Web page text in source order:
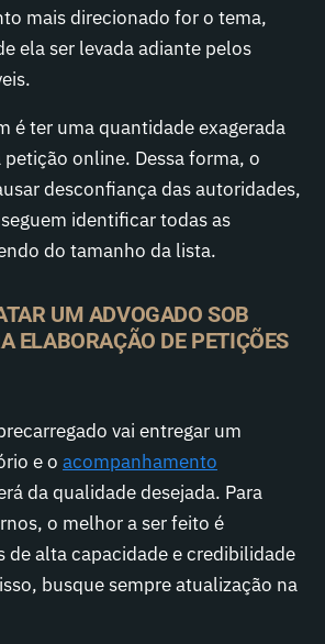
mais direcionado for o tema,
ela ser levada adiante pelos
é ter uma quantidade exagerada
online. Dessa forma, o
desconfiança das autoridades,
identificar todas as
do tamanho da lista.
UM ADVOGADO SOB
ELABORAÇÃO DE PETIÇÕES
vai entregar um
e o acompanhamento
da qualidade desejada. Para
o melhor a ser feito é
de alta capacidade e credibilidade
busque sempre atualização na